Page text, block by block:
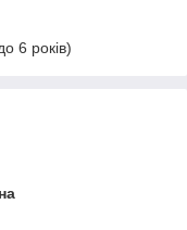
6 років)